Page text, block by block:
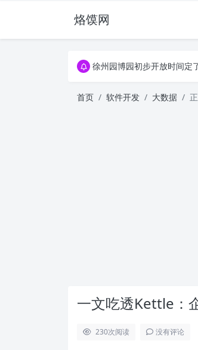
烙馍网16796个OpenClaw Skills
徐州园博园初步开放时间定
徐州园博园初步开放时间定
首页 软件开发 大数据
一文吃透Kettle：
230次阅读 没有评论